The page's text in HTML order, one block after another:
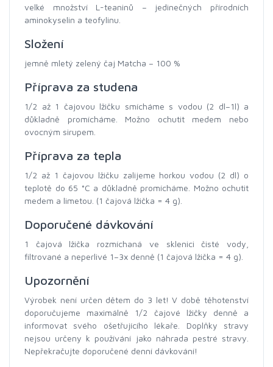
velké množství L-teaninů – jedinečných přírodních
aminokyselin a teofylinu.
Složení
jemně mletý zelený čaj Matcha – 100 %
Příprava za studena
1/2 až 1 čajovou lžičku smícháme s vodou (2 dl–1l) a
důkladně promícháme. Možno ochutit medem nebo
ovocným sirupem.
Příprava za tepla
1/2 až 1 čajovou lžičku zalijeme horkou vodou (2 dl) o
teplotě do 65 °C a důkladně promícháme. Možno ochutit
medem a limetou. (1 čajová lžička = 4 g).
Doporučené dávkování
1 čajová lžička rozmíchaná ve sklenici čisté vody,
filtrované a neperlivé 1–3x denně (1 čajová lžička = 4 g).
Upozornění
Výrobek není určen dětem do 3 let! V době těhotenství
doporučujeme maximálně 1/2 čajové lžičky denně a
informovat svého ošetřujícího lékaře. Doplňky stravy
nejsou určeny k používání jako náhrada pestré stravy.
Nepřekračujte doporučené denní dávkování!